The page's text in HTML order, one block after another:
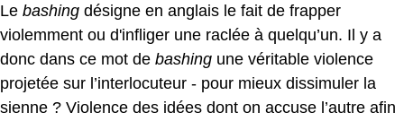
Le bashing désigne en anglais le fait de frapper
violemment ou d'infliger une raclée à quelqu’un. Il y a
donc dans ce mot de bashing une véritable violence
projetée sur l’interlocuteur - pour mieux dissimuler la
sienne ? Violence des idées dont on accuse l’autre afin